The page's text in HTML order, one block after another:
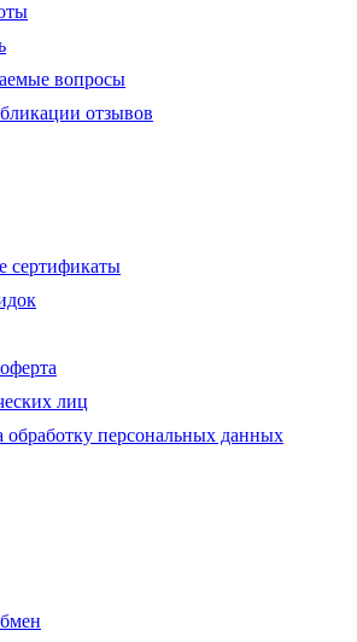
вопросы
отзывов
сертификаты
лиц
обработку персональных данных